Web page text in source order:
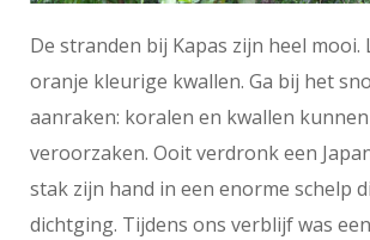
De stranden bij Kapas zijn heel mooi.
oranje kleurige kwallen. Ga bij het
aanraken: koralen en kwallen
veroorzaken. Ooit verdronk een
stak zijn hand in een enorme schelp
dichtging. Tijdens ons verblijf was